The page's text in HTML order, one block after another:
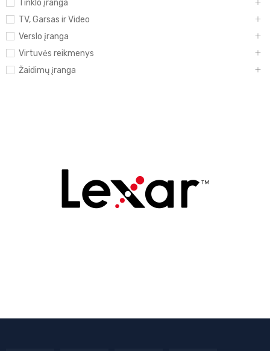
Tinklo įranga
TV, Garsas ir Video
Verslo įranga
Virtuvės reikmenys
Žaidimų įranga